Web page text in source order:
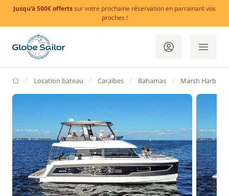
Jusqu'à 500€ offertssur votre prochaine réservation en parrainant vos
proches !
GlobeSailor
Location bateau Caraïbes Bahamas Marsh Harbour